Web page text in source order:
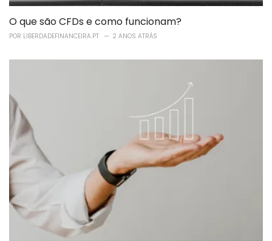
O que são CFDs e como funcionam?
POR LIBERDADEFINANCEIRA.PT 2 ANOS ATRÁS